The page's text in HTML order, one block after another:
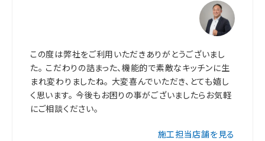
この度は弊社をご利用いただきありがとうございまし
た。 こだわりの詰まった、機能的で素敵なキッチンに生
まれ変わりましたね。 大変喜んでいただき、とても嬉し
く思います。 今後もお困りの事がございましたらお気軽
にご相談ください。
施工担当店舗を見る